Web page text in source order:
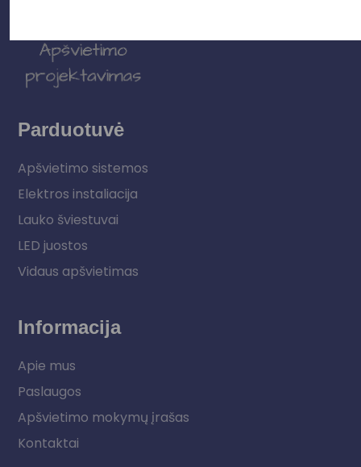
Parduotuvė
Apšvietimo sistemos
Elektros instaliacija
Lauko šviestuvai
LED juostos
Vidaus apšvietimas
Informacija
Apie mus
Paslaugos
Apšvietimo mokymų įrašas
Kontaktai